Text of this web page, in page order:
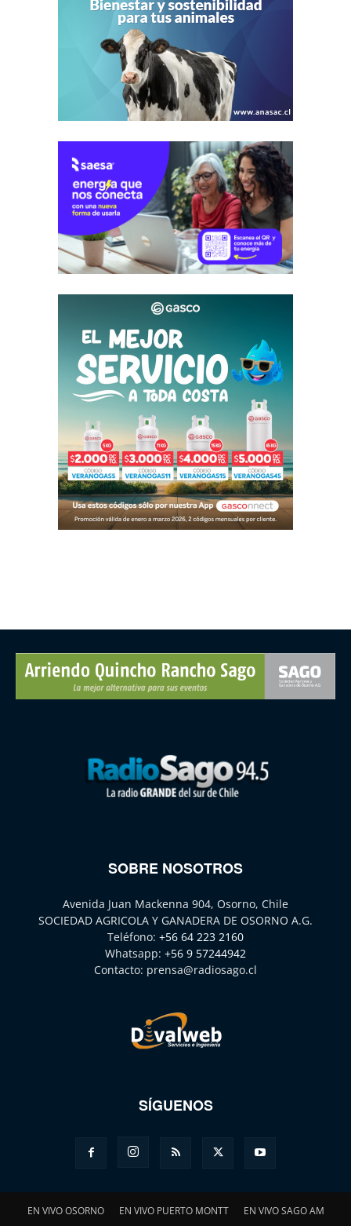
SOBRE NOSOTROS
Avenida Juan Mackenna 904, Osorno, Chile
SOCIEDAD AGRICOLA Y GANADERA DE OSORNO A.G.
Teléfono: +56 64 223 2160
Whatsapp: +56 9 57244942
Contacto: prensa@radiosago.cl
SÍGUENOS
EN VIVO OSORNO EN VIVO PUERTO MONTT EN VIVO SAGO AM